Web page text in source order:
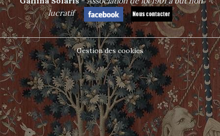
lucratif
Gestion des cookies